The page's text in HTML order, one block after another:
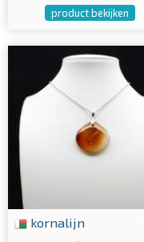
product bekijken
kornalijn